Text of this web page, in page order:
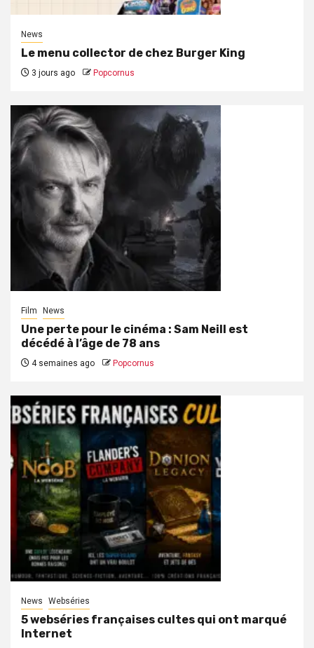
News
Le menu collector de chez Burger King
3 jours ago Popcornus
Film News
Une perte pour le cinéma : Sam Neill est
décédé à l’âge de 78 ans
4 semaines ago Popcornus
News Webséries
5 webséries françaises cultes qui ont marqué
Internet